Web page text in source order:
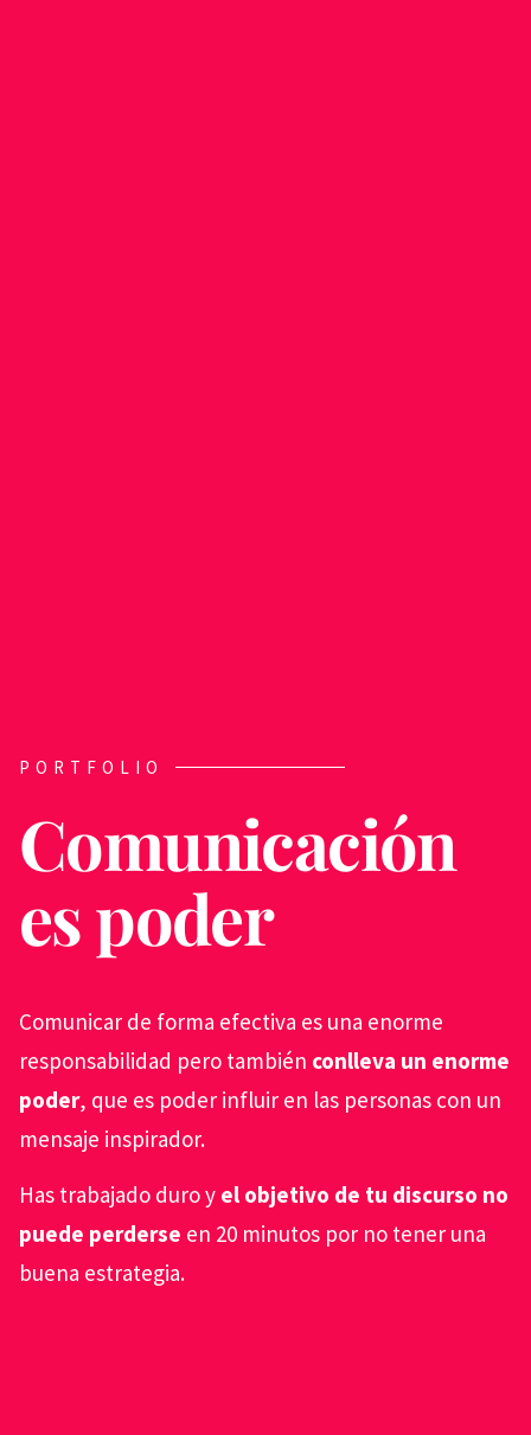
PORTFOLIO
Comunicación
es poder
Comunicar de forma efectiva es una enorme
responsabilidad pero también conlleva un enorme
poder, que es poder influir en las personas con un
mensaje inspirador.
Has trabajado duro y el objetivo de tu discurso no
puede perderse en 20 minutos por no tener una
buena estrategia.